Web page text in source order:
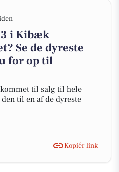
i Kibæk
Se de dyreste
for op til
til salg til hele
til en af de dyreste
Kopiér link